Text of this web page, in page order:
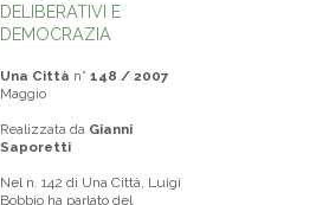
DELIBERATIVI E
DEMOCRAZIA
Una Città n° 148 / 2007
Maggio
Realizzata da Gianni
Saporetti
Nel n. 142 di Una Città, Luigi
Bobbio ha parlato del